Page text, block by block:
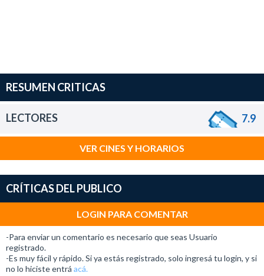
RESUMEN CRITICAS
LECTORES 7.9
VER CINES Y HORARIOS
CRÍTICAS DEL PUBLICO
LOGIN PARA COMENTAR
-Para enviar un comentario es necesario que seas Usuario
registrado.
-Es muy fácil y rápido. Si ya estás registrado, solo ingresá tu login, y si
no lo hiciste entrá acá.